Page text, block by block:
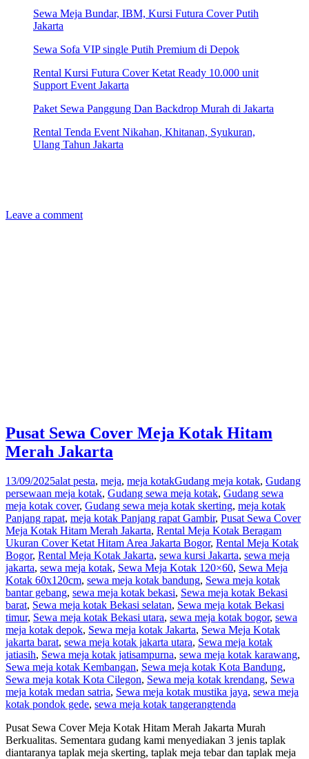
Sewa Meja Bundar, IBM, Kursi Futura Cover Putih
Jakarta
Sewa Sofa VIP single Putih Premium di Depok
Rental Kursi Futura Cover Ketat Ready 10.000 unit
Support Event Jakarta
Paket Sewa Panggung Dan Backdrop Murah di Jakarta
Rental Tenda Event Nikahan, Khitanan, Syukuran,
Ulang Tahun Jakarta
Leave a comment
Pusat Sewa Cover Meja Kotak Hitam
Merah Jakarta
13/09/2025alat pesta, meja, meja kotakGudang meja kotak, Gudang
persewaan meja kotak, Gudang sewa meja kotak, Gudang sewa
meja kotak cover, Gudang sewa meja kotak skerting, meja kotak
Panjang rapat, meja kotak Panjang rapat Gambir, Pusat Sewa Cover
Meja Kotak Hitam Merah Jakarta, Rental Meja Kotak Beragam
Ukuran Cover Ketat Hitam Area Jakarta Bogor, Rental Meja Kotak
Bogor, Rental Meja Kotak Jakarta, sewa kursi Jakarta, sewa meja
jakarta, sewa meja kotak, Sewa Meja Kotak 120×60, Sewa Meja
Kotak 60x120cm, sewa meja kotak bandung, Sewa meja kotak
bantar gebang, sewa meja kotak bekasi, Sewa meja kotak Bekasi
barat, Sewa meja kotak Bekasi selatan, Sewa meja kotak Bekasi
timur, Sewa meja kotak Bekasi utara, sewa meja kotak bogor, sewa
meja kotak depok, Sewa meja kotak Jakarta, Sewa Meja Kotak
jakarta barat, sewa meja kotak jakarta utara, Sewa meja kotak
jatiasih, Sewa meja kotak jatisampurna, sewa meja kotak karawang,
Sewa meja kotak Kembangan, Sewa meja kotak Kota Bandung,
Sewa meja kotak Kota Cilegon, Sewa meja kotak krendang, Sewa
meja kotak medan satria, Sewa meja kotak mustika jaya, sewa meja
kotak pondok gede, sewa meja kotak tangerangtenda
Pusat Sewa Cover Meja Kotak Hitam Merah Jakarta Murah
Berkualitas. Sementara gudang kami menyediakan 3 jenis taplak
diantaranya taplak meja skerting, taplak meja tebar dan taplak meja